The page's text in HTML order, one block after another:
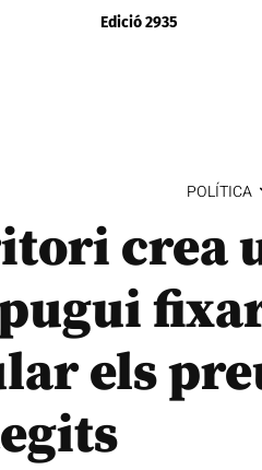
Edició 2935
POLÍTICA
crea
els